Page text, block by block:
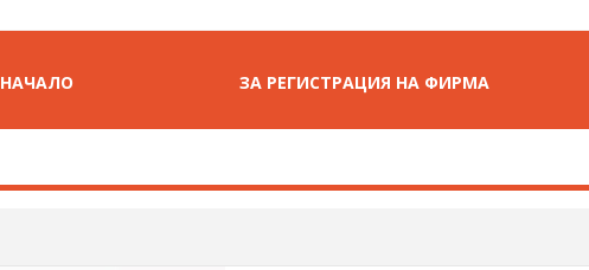
НАЧАЛО ЗА РЕГИСТРАЦИЯ НА ФИРМА